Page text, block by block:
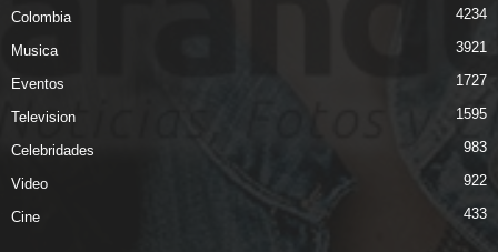
Colombia 4234
Musica 3921
Eventos 1727
Television 1595
Celebridades 983
Video 922
Cine 433